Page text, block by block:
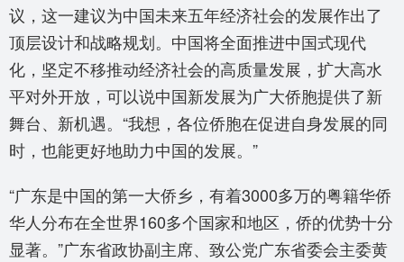
议，这一建议为中国未来五年经济社会的发展作出了
顶层设计和战略规划。中国将全面推进中国式现代
化，坚定不移推动经济社会的高质量发展，扩大高水
平对外开放，可以说中国新发展为广大侨胞提供了新
舞台、新机遇。“我想，各位侨胞在促进自身发展的同
时，也能更好地助力中国的发展。”
“广东是中国的第一大侨乡，有着3000多万的粤籍华侨
华人分布在全世界160多个国家和地区，侨的优势十分
显著。”广东省政协副主席、致公党广东省委会主委黄